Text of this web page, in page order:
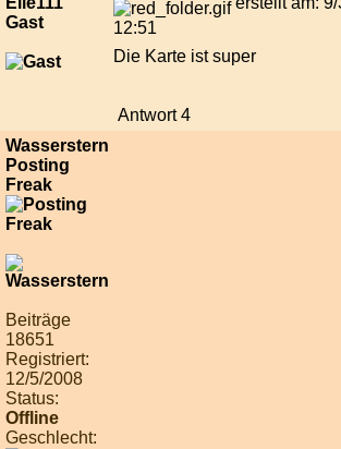
Gast
12:51
Die Karte ist super
Antwort 4
Wasserstern
Posting
Freak
Beiträge
18651
Registriert:
12/5/2008
Status:
Offline
Geschlecht: